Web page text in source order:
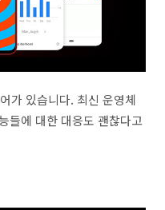
가 있습니다. 최신 운영체
들에 대한 대응도 괜찮다고